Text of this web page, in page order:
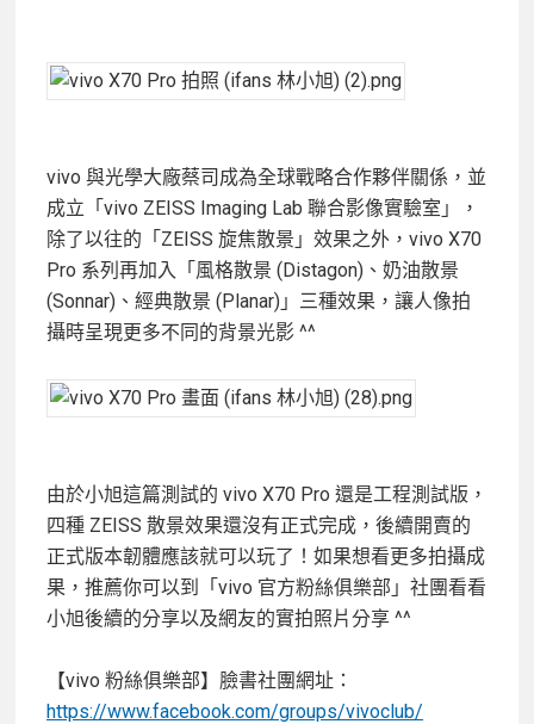
vivo 與光學大廠蔡司成為全球戰略合作夥伴關係，並
成立「vivo ZEISS Imaging Lab 聯合影像實驗室」，
除了以往的「ZEISS 旋焦散景」效果之外，vivo X70
Pro 系列再加入「風格散景 (Distagon)、奶油散景
(Sonnar)、經典散景 (Planar)」三種效果，讓人像拍
攝時呈現更多不同的背景光影 ^^
由於小旭這篇測試的 vivo X70 Pro 還是工程測試版，
四種 ZEISS 散景效果還沒有正式完成，後續開賣的
正式版本韌體應該就可以玩了！如果想看更多拍攝成
果，推薦你可以到「vivo 官方粉絲俱樂部」社團看看
小旭後續的分享以及網友的實拍照片分享 ^^
【vivo 粉絲俱樂部】臉書社團網址：
https://www.facebook.com/groups/vivoclub/